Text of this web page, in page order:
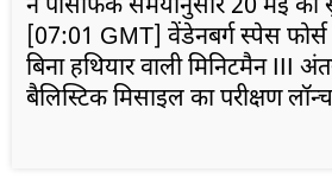
ने पैसिफिक समयानुसार 20 मई
[07:01 GMT] वेंडेनबर्ग स्पेस फोर्स
बिना हथियार वाली मिनिटमैन III
बैलिस्टिक मिसाइल का परीक्षण